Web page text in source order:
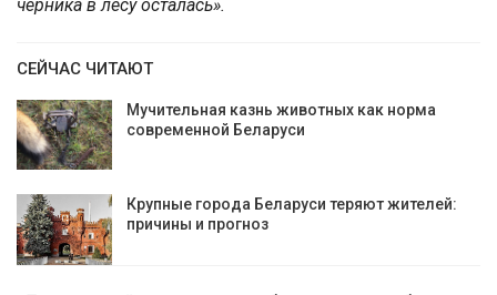
черника в лесу осталась».
СЕЙЧАС ЧИТАЮТ
Мучительная казнь животных как норма
современной Беларуси
Крупные города Беларуси теряют жителей:
причины и прогноз